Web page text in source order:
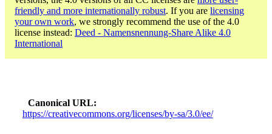
friendly and more internationally robust. If you are licensing
your own work, we strongly recommend the use of the 4.0
license instead: Deed - Namensnennung-Share Alike 4.0
International
Canonical URL
https://creativecommons.org/licenses/by-sa/3.0/ee/